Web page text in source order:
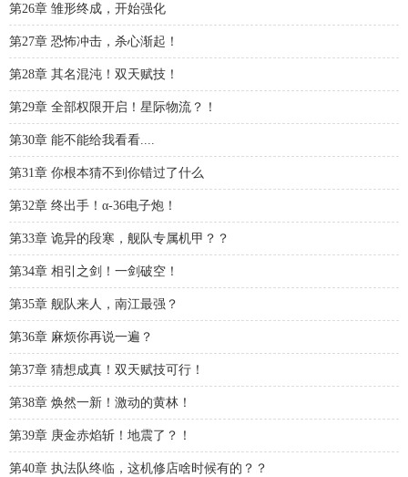
第26章 雏形终成，开始强化
第27章 恐怖冲击，杀心渐起！
第28章 其名混沌！双天赋技！
第29章 全部权限开启！星际物流？！
第30章 能不能给我看看....
第31章 你根本猜不到你错过了什么
第32章 终出手！α-36电子炮！
第33章 诡异的段寒，舰队专属机甲？？
第34章 相引之剑！一剑破空！
第35章 舰队来人，南江最强？
第36章 麻烦你再说一遍？
第37章 猜想成真！双天赋技可行！
第38章 焕然一新！激动的黄林！
第39章 庚金赤焰斩！地震了？！
第40章 执法队终临，这机修店啥时候有的？？